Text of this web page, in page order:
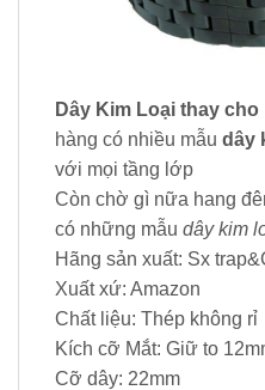
Dây Kim Loại thay cho
hàng có nhiều mẫu dây
với mọi tầng lớp
Còn chờ gì nữa hang
có những mẫu dây kim
Hãng sản xuất: Sx
Xuất xứ: Amazon
Chất liệu: Thép không rỉ
Kích cỡ Mắt: Giữ to
Cỡ dây: 22mm